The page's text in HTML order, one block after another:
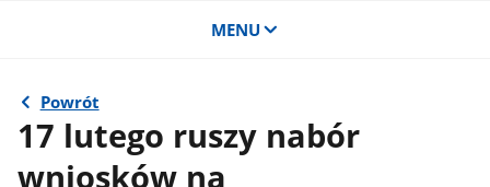
MENU
Powrót
17 lutego ruszy nabór
wniosków na